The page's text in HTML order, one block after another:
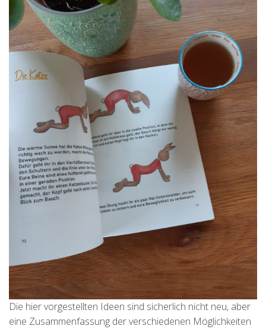
Die hier vorgestellten Ideen sind sicherlich nicht neu, aber
eine Zusammenfassung der verschiedenen Möglichkeiten